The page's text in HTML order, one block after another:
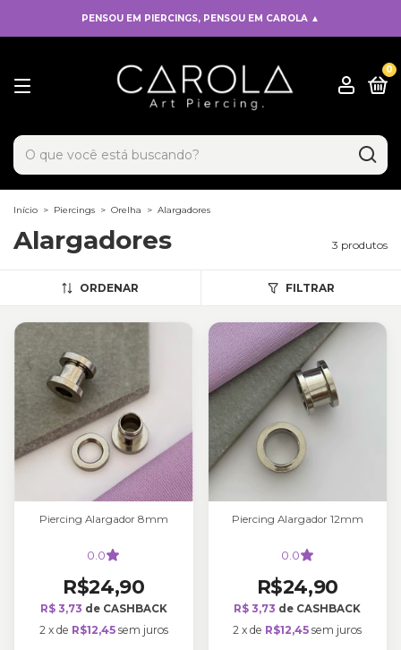
PENSOU EM PIERCINGS, PENSOU EM CAROLA ▲
0
x
Adicionado ao carrinho!
Início > Piercings > Orelha > Alargadores
Alargadores 3 produtos
ORDENAR FILTRAR
Piercing Alargador 8mm
0.0
R$24,90
R$ 3,73 de CASHBACK
2 x de R$12,45 sem juros
Piercing Alargador 12mm
0.0
R$24,90
R$ 3,73 de CASHBACK
2 xde R$12,45 sem juros